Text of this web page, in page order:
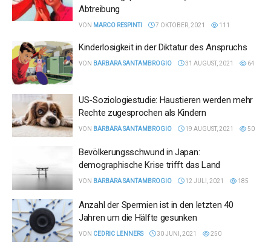
Abtreibung
VON MARCO RESPINTI 7 OKTOBER, 2021 111
Kinderlosigkeit in der Diktatur des Anspruchs
VON BARBARA SANTAMBROGIO 31 AUGUST, 2021 64
US-Soziologiestudie: Haustieren werden mehr
Rechte zugesprochen als Kindern
VON BARBARA SANTAMBROGIO 19 AUGUST, 2021 50
Bevölkerungsschwund in Japan:
demographische Krise trifft das Land
VON BARBARA SANTAMBROGIO 12 JULI, 2021 185
Anzahl der Spermien ist in den letzten 40
Jahren um die Hälfte gesunken
VON CEDRIC LENNERS 30 JUNI, 2021 250